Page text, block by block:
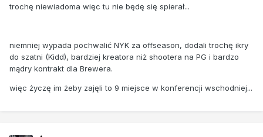
trochę niewiadoma więc tu nie będę się spierał...
niemniej wypada pochwalić NYK za offseason, dodali trochę ikry
do szatni (Kidd), bardziej kreatora niż shootera na PG i bardzo
mądry kontrakt dla Brewera.
więc życzę im żeby zajęli to 9 miejsce w konferencji wschodniej...